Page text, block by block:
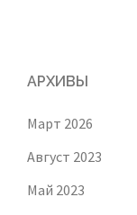
АРХИВЫ
Март 2026
Август 2023
Май 2023